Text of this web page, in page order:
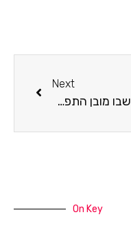
Next
היום שבו מובן התפרק מהוראה
On Key